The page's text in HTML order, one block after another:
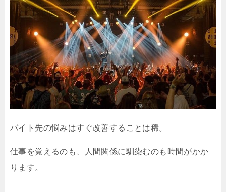
バイト先の悩みはすぐ改善することは稀。
仕事を覚えるのも、人間関係に馴染むのも時間がかか
ります。